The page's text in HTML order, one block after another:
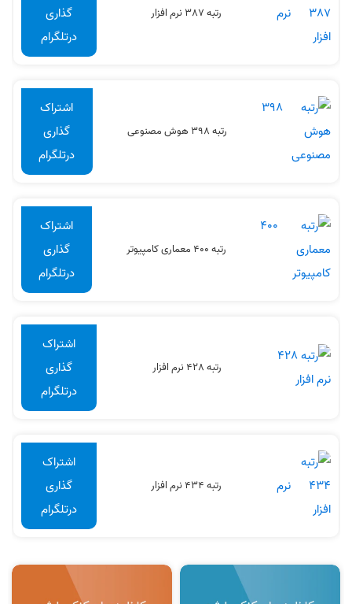
رتبه 387 نرم افزار
گذاری
درتلگرام
رتبه 398 هوش مصنوعی
اشتراک
گذاری
درتلگرام
رتبه 400 معماری کامپیوتر
اشتراک
گذاری
درتلگرام
رتبه 428 نرم افزار
اشتراک
گذاری
درتلگرام
رتبه 434 نرم افزار
اشتراک
گذاری
درتلگرام